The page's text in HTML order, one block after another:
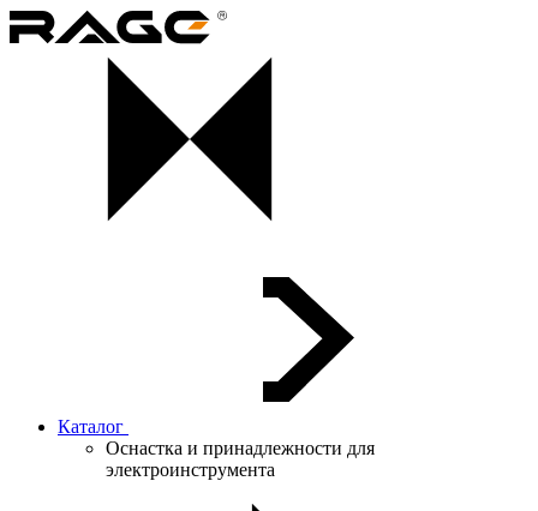
Каталог
Оснастка и принадлежности для
электроинструмента